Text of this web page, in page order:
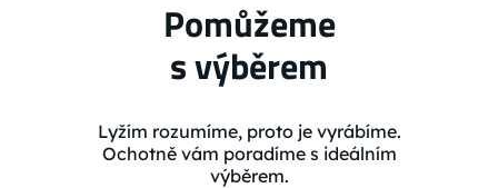
Pomůžeme
s výběrem
Lyžím rozumíme, proto je vyrábíme.
Ochotně vám poradíme s ideálním
výběrem.